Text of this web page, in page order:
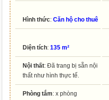
Hình thức: Căn hộ cho thuê
Diện tích: 135 m²
Nội thất: Đã trang bị sẵn nội
thất như hình thực tế.
Phòng tắm: x phòng